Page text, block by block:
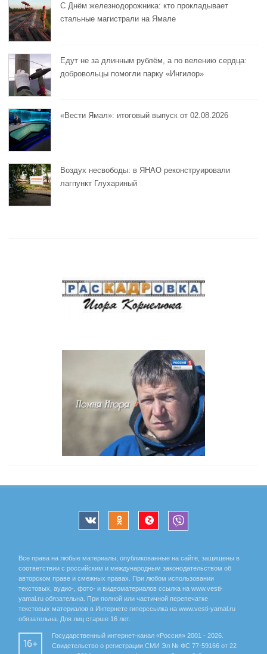
С Днём железнодорожника: кто прокладывает
стальные магистрали на Ямале
Едут не за длинным рублём, а по велению сердца:
добровольцы помогли парку «Ингилор»
«Вести Ямал»: итоговый выпуск от 02.08.2026
Воздух несвободы: в ЯНАО реконструировали
лагпункт Глухариный
Все права на любые материалы, опубликованные на сайте, защищены в
соответствии с российским и международным законодательством об
авторском праве и смежных правах. При любом использовании
текстовых, аудио-, фото- и видеоматериалов ссылка на www.vesti-
yamal.ru обязательна. При полной или частичной перепечатке
текстовых материалов в Интернете гиперссылка на www.vesti-yamal.ru
обязательна. Для лиц старше 16 лет.
16+
Государственный интернет-канал «Россия» 2001 - 2026.
Свидетельство о регистрации СМИ Эл № ФС 77-59166 от 22